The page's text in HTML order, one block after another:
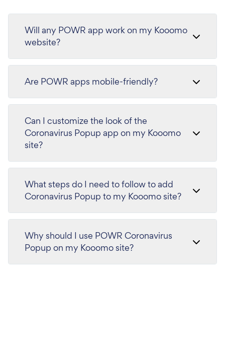
Will any POWR app work on my Kooomo
website?
Are POWR apps mobile-friendly?
Can I customize the look of the
Coronavirus Popup app on my Kooomo
site?
What steps do I need to follow to add
Coronavirus Popup to my Kooomo site?
Why should I use POWR Coronavirus
Popup on my Kooomo site?